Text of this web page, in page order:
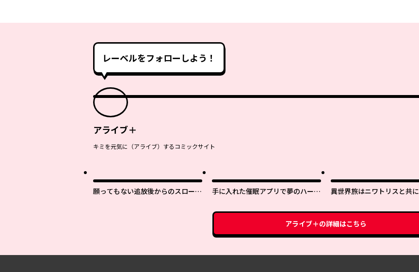
レーベルをフォローしよう！
アライブ＋
キミを元気に（アライブ）するコミックサイト
願ってもない追放後からのスローラ
手に入れた催眠アプリで夢のハーレ
異世界旅はニワトリスと共に
アライブ＋の詳細はこちら